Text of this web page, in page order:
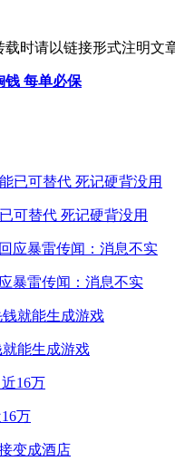
时请以链接形式注明文
钱 每单必保
可替代 死记硬背没用
暴雷传闻：消息不实
就能生成游戏
万